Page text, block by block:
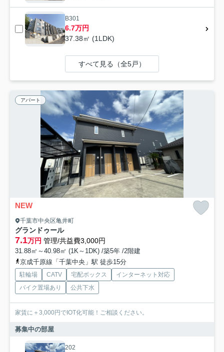
B301
6.7万円
37.38㎡ (1LDK)
すべて見る（全5戸）
アパート
NEW
千葉市中央区亀井町
グランドゥール
7.1万円 管理/共益費3,000円
31.88㎡～40.98㎡ (1K～1DK) /築5年 /2階建
京成千原線「千葉中央」駅 徒歩15分
駐輪場 CATV 宅配ボックス
インターネット対応
バイク置場あり
公共下水
家賃に＋3,000円でIOT化可能！ご相談ください。
募集中の部屋
202